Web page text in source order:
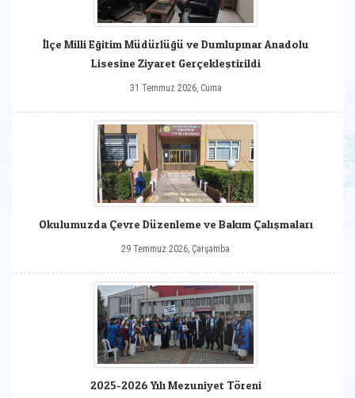
İlçe Milli Eğitim Müdürlüğü ve Dumlupınar Anadolu
Lisesine Ziyaret Gerçekleştirildi
31 Temmuz 2026, Cuma
Okulumuzda Çevre Düzenleme ve Bakım Çalışmaları
29 Temmuz 2026, Çarşamba
2025-2026 Yılı Mezuniyet Töreni